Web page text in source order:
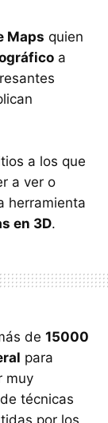
Maps quien
a
a los que
a ver o
herramienta
en 3D.
de 15000
para
muy
técnicas
por los